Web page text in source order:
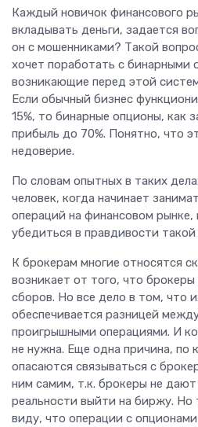
Каждый новичок финансового
вкладывать деньги, задается
он с мошенниками? Такой
хочет поработать с бинарными
возникающие перед этой
Если обычный бизнес
15%, то бинарные опционы, как
прибыль до 70%. Понятно, что
недоверие.
По словам опытных в таких
человек, когда начинает
операций на финансовом
убедиться в правдивости
К брокерам многие относятся
возникает от того, что
сборов. Но все дело в том, что
обеспечивается разницей
проигрышными операциями. И
не нужна. Еще одна причина, по
опасаются связываться с
ним самим, т.к. брокеры не
реальности выйти на биржу. Но
виду, что операции с